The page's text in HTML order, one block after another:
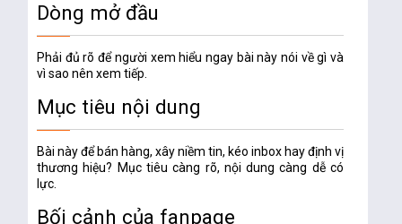
Dòng mở đầu
Phải đủ rõ để người xem hiểu ngay bài này nói về gì và
vì sao nên xem tiếp.
Mục tiêu nội dung
Bài này để bán hàng, xây niềm tin, kéo inbox hay định vị
thương hiệu? Mục tiêu càng rõ, nội dung càng dễ có
lực.
Bối cảnh của fanpage